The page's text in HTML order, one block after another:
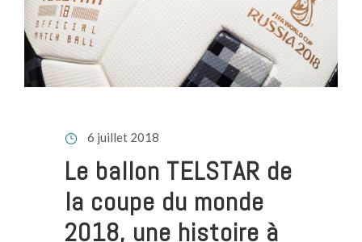
6 juillet 2018
Le ballon TELSTAR de
la coupe du monde
2018, une histoire à